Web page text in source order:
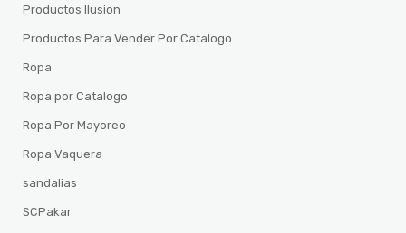
Productos Ilusion
Productos Para Vender Por Catalogo
Ropa
Ropa por Catalogo
Ropa Por Mayoreo
Ropa Vaquera
sandalias
SCPakar